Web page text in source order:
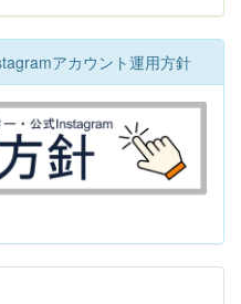
アカウント運用方針